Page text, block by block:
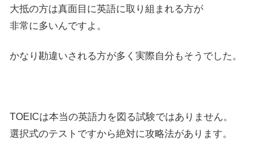
大抵の方は真面目に英語に取り組まれる方が
非常に多いんですよ。
かなり勘違いされる方が多く実際自分もそうでした。
TOEICは本当の英語力を図る試験ではありません。
選択式のテストですから絶対に攻略法があります。